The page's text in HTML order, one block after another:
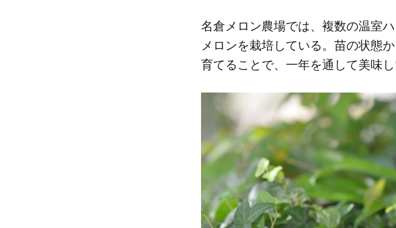
名倉メロン農場では、​複数の​温室
メロンを​栽培している。​苗の​状態
育てる​ことで、​一年を​通して​美味